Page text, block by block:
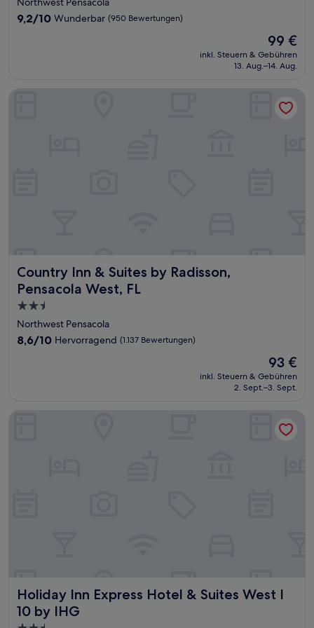
Unterkunft
9.2
9,2/10 Wunderbar (950 Bewertungen)
Der
Preis
beträgt
99 €
inkl. Steuern & Gebühren
13. Aug.–14. Aug.
Country Inn & Suites by Radisson,
Pensacola West, FL
Country Inn & Suites by Radisson, Pensacola West, FL
2.5-
Sterne-
Unterkunft
Northwest Pensacola
8.6
8,6/10 Hervorragend (1.137 Bewertungen)
Der
Preis
beträgt
93 €
inkl. Steuern & Gebühren
2. Sept.–3. Sept.
Country Inn & Suites by Radisson, Pensacola West, FL
Holiday Inn Express Hotel & Suites West I
10 by IHG
Holiday Inn Express Hotel & Suites West I 10 by IHG